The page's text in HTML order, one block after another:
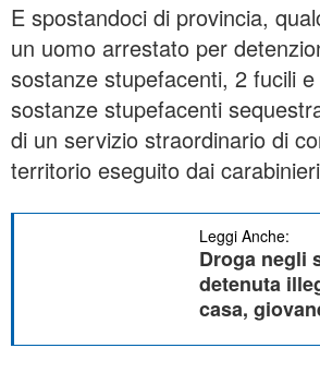
E spostandoci di provincia,
un uomo arrestato per
sostanze stupefacenti, 2 fucili
sostanze stupefacenti
di un servizio straordinario di
territorio eseguito dai
Leggi Anche:
Droga negli
detenuta
casa,